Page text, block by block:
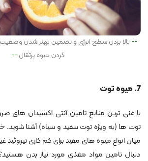
بالا بردن سطح انرژی و تضمین بهتر شدن
کردن میوه پرتقال
7. میوه توت
با غنی ترین منابع تامین آنتی اکسیدان های
توت ها (به ویژه توت سفید و سیاه) آشنا شوید.
میان انواع میوه های مفید برای کم کاری
دنبال تامین مواد مغذی مورد نیاز بدن